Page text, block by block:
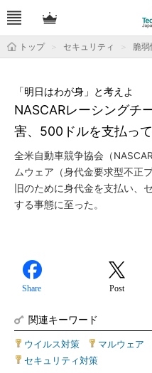
トップ セキュリティ 脆
NASCARレーシングチ
害、500ドルを支払っ
「明日はわが身」と考えよ
全米自動車競争協会（
ムウェア（身代金要求型不正
旧のために身代金を支払い、
する事態に至った。
Share Post
関連キーワード
ウイルス対策 マルウェア
セキュリティ対策